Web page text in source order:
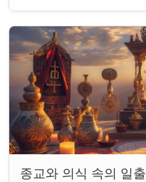
종교와 의식 속의 일출